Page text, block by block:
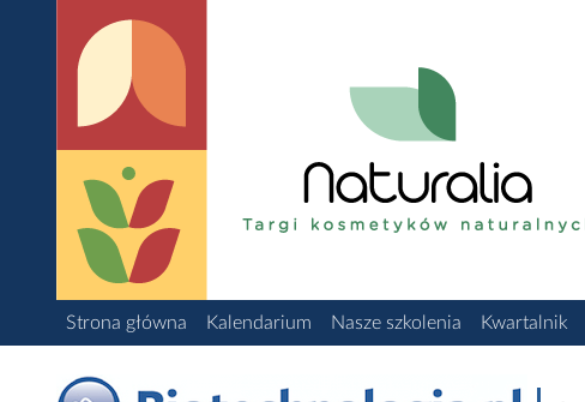
Strona główna Kalendarium Nasze szkolenia Kwartalnik